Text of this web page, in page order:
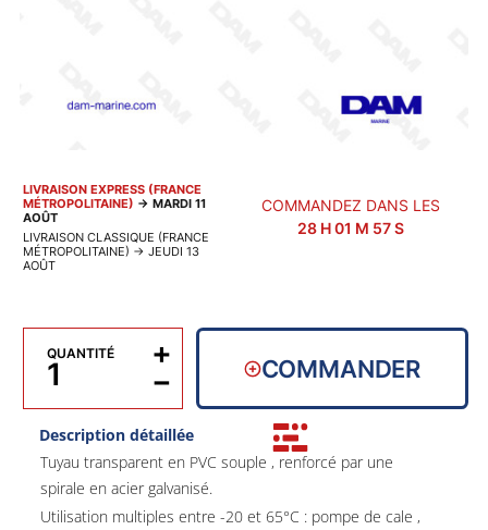
LIVRAISON EXPRESS (FRANCE
MÉTROPOLITAINE) → MARDI 11
AOÛT
LIVRAISON CLASSIQUE (FRANCE
MÉTROPOLITAINE) → JEUDI 13
AOÛT
COMMANDEZ DANS LES
28H01 M 56S
QUANTITÉ
−
+ COMMANDER
Description détaillée
Tuyau transparent en PVC souple , renforcé par une
spirale en acier galvanisé.
Utilisation multiples entre -20 et 65°C : pompe de cale ,